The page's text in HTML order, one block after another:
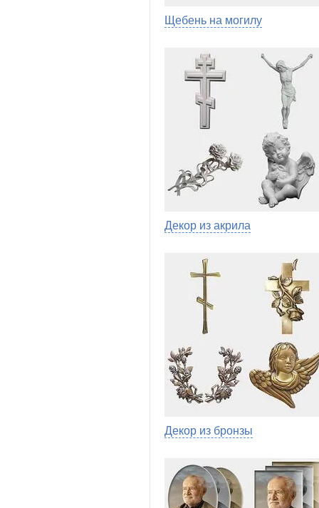
Щебень на могилу
Декор из акрила
Декор из бронзы